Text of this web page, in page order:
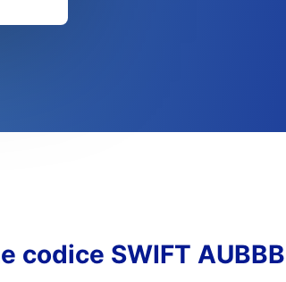
codice SWIFT